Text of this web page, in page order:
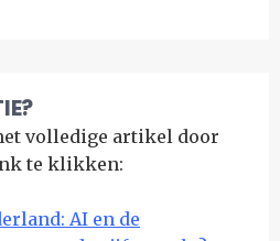
volledige artikel door
te klikken:
AI en de